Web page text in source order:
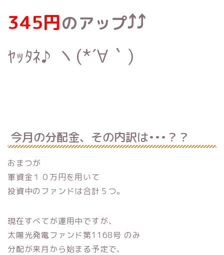
345円のアップ⤴︎⤴︎
ﾔｯﾀﾈ♪ ヽ(*´∀｀)
今月の分配金、その内訳は•••？？
おまつが
軍資金１０万円を用いて
投資中のファンドは合計５つ。
現在すべてが運用中ですが、
太陽光発電ファンド第1168号 のみ
分配が来月から始まる予定で、